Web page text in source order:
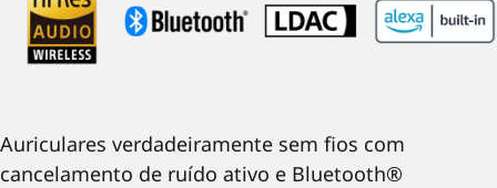
Auriculares verdadeiramente sem fios com
cancelamento de ruído ativo e Bluetooth®